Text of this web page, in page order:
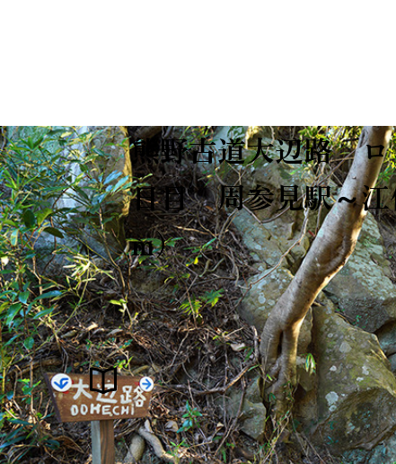
熊野古道大辺路 ロ
日目 周参見駅～江
m）